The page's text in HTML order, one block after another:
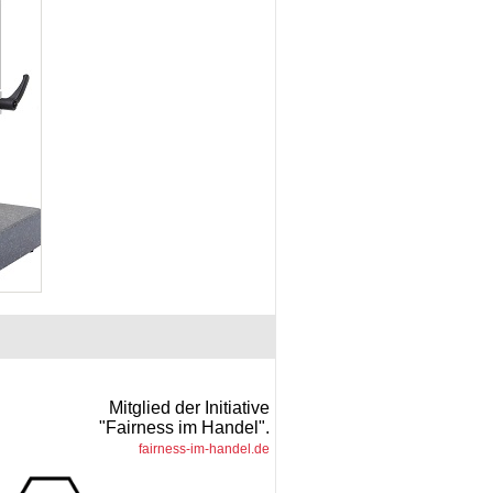
Mitglied der Initiative
"Fairness im Handel".
fairness-im-handel.de